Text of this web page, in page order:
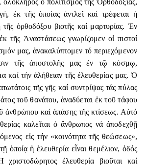
ὁλόκληρος ὁ πολιτισμός τῆς Ὀρθοδοξίας,
ἐκ τῆς ὁποίας ἀντλεῖ καί τρέφεται ἡ
ὀρθοδόξου βιοτῆς καί μαρτυρίας. Ἐν
τῆς Ἀναστάσεως γνωρίζομεν οἱ πιστοί
μας, ἀνακαλύπτομεν τό περιεχόμενον
τῆς ἀποστολῆς μας ἐν τῷ κόσμῳ,
καί τήν ἀλήθειαν τῆς ἐλευθερίας μας. Ὁ
τῆς γῆς καί συντρίψας τάς πύλας
τοῦ θανάτου, ἀναδύεται ἐκ τοῦ τάφου
ἀνθρώπου καί ἁπάσης τῆς κτίσεως. Αὐτό
καλεῖται ὁ ἄνθρωπος νά ἀποδεχθῇ
εἰς τήν «κοινότητα τῆς θεώσεως»,
ὁποίᾳ ἡ ἐλευθερία εἶναι θεμέλιον, ὁδός
ἐλευθερία βιοῦται καί